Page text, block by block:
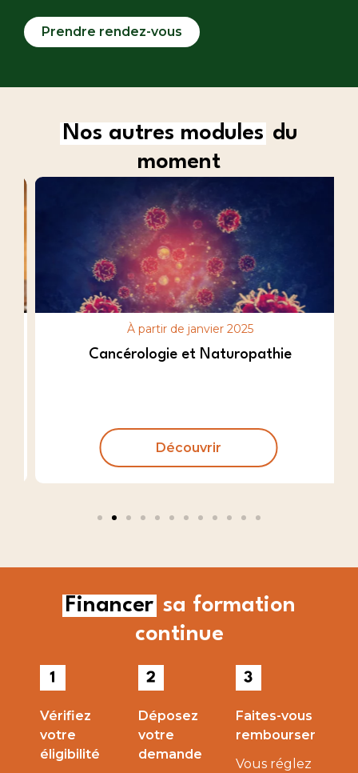
Prendre rendez-vous
Nos autres modules du
moment
À partir de janvier 2025
Cancérologie et Naturopathie
Découvrir
Financer sa formation
continue
Vérifiez
votre
éligibilité
Déposez
votre
demande
Faites-vous
rembourser
Vous réglez